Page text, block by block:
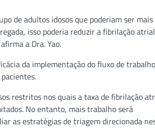
de adultos idosos que poderiam ser mais
isso poderia reduzir a fibrilação atrial
a Dra. Yao.
da implementação do fluxo de
restritos nos quais a taxa de fibrilação
No entanto, mais trabalho será
as estratégias de triagem direcionada